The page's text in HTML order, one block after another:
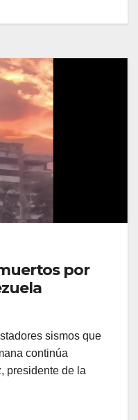
por
sismos que
continúa
presidente de la